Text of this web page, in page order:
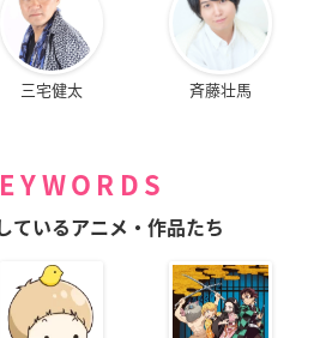
三宅健太 斉藤壮馬
ているアニメ・作品たち